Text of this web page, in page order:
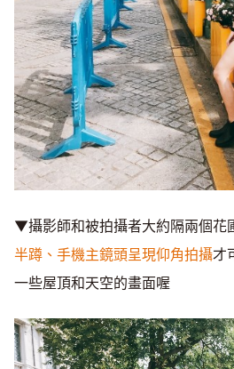
▼攝影師和被拍攝者大約隔兩個花
半蹲、手機主鏡頭呈現仰角拍攝才
一些屋頂和天空的畫面喔